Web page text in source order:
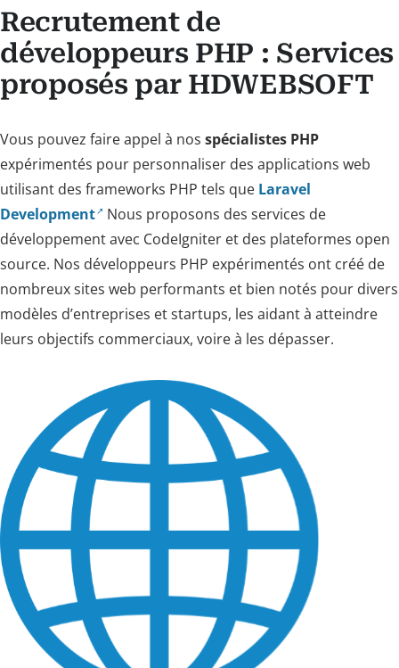
Recrutement de
développeurs PHP : Services
proposés par HDWEBSOFT
Vous pouvez faire appel à nos spécialistes PHP
expérimentés pour personnaliser des applications web
utilisant des frameworks PHP tels que Laravel
Development
Nous proposons des services de
développement avec CodeIgniter et des plateformes open
source. Nos développeurs PHP expérimentés ont créé de
nombreux sites web performants et bien notés pour divers
modèles d’entreprises et startups, les aidant à atteindre
leurs objectifs commerciaux, voire à les dépasser.